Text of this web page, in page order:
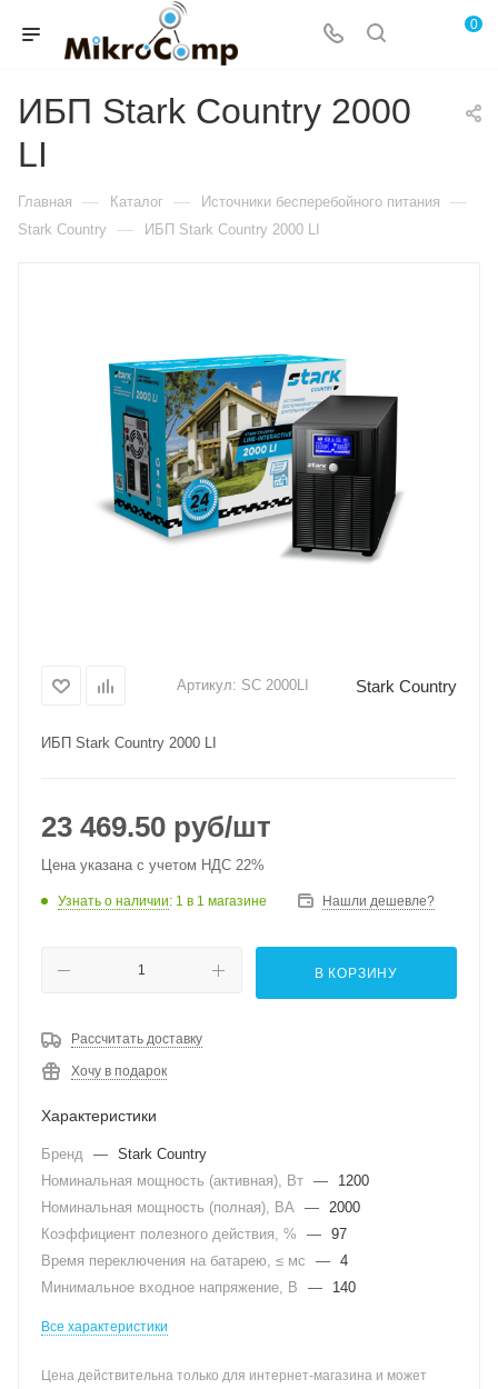
0
ИБП Stark Country 2000
LI
Главная — Каталог — Источники бесперебойного питания —
Stark Country — ИБП Stark Country 2000 LI
Артикул: SC 2000LI Stark Country
ИБП Stark Country 2000 LI
23 469.50 руб/шт
Цена указана с учетом НДС 22%
Узнать о наличии: 1 в 1 магазине Нашли дешевле?
В КОРЗИНУ
Рассчитать доставку
Хочу в подарок
Характеристики
Бренд — Stark Country
Номинальная мощность (активная), Вт —
1200
Номинальная мощность (полная), ВА — 2000
Коэффициент полезного действия, %
— 97
Время переключения на батарею, ≤ мс
— 4
Минимальное входное напряжение, В
— 140
Все характеристики
Цена действительна только для интернет-магазина и может